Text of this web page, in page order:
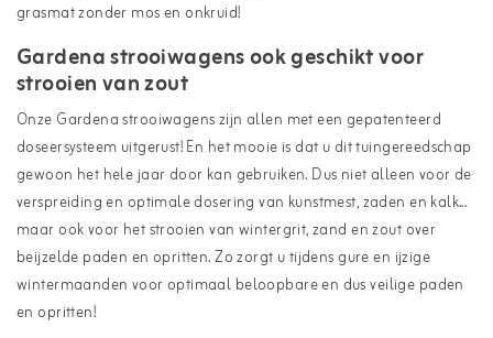
grasmat zonder mos en onkruid!
Gardena strooiwagens ook geschikt voor
strooien van zout
Onze Gardena strooiwagens zijn allen met een gepatenteerd
doseersysteem uitgerust! En het mooie is dat u dit tuingereedschap
gewoon het hele jaar door kan gebruiken. Dus niet alleen voor de
verspreiding en optimale dosering van kunstmest, zaden en kalk...
maar ook voor het strooien van wintergrit, zand en zout over
beijzelde paden en opritten. Zo zorgt u tijdens gure en ijzige
wintermaanden voor optimaal beloopbare en dus veilige paden
en opritten!